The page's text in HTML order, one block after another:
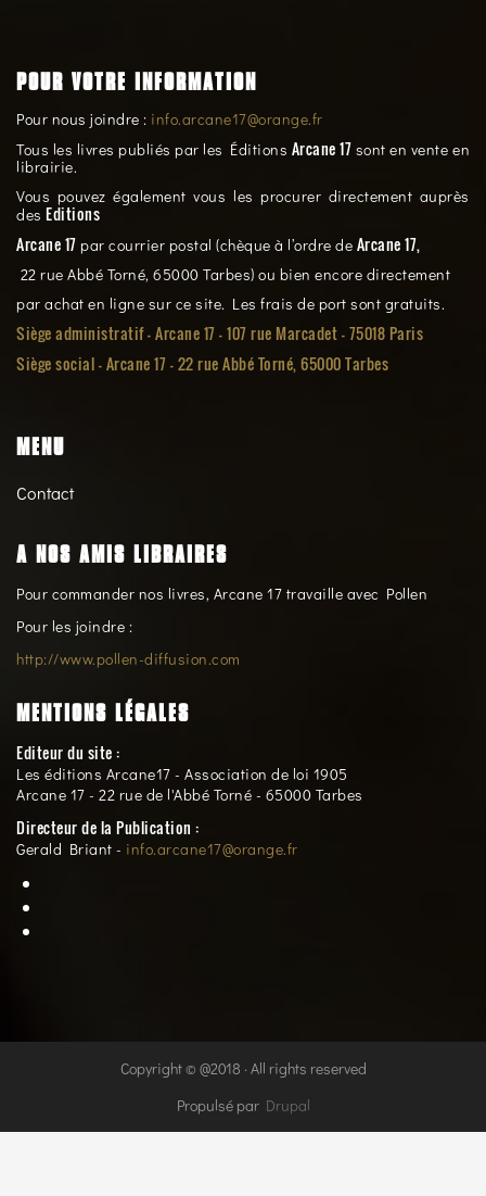
POUR VOTRE INFORMATION
Pour nous joindre : info.arcane17@orange.fr
Tous les livres publiés par les Éditions Arcane 17 sont en vente en
librairie.
Vous pouvez également vous les procurer directement auprès
des Editions
Arcane 17 par courrier postal (chèque à l’ordre de Arcane 17,
22 rue Abbé Torné, 65000 Tarbes) ou bien encore directement
par achat en ligne sur ce site. Les frais de port sont gratuits.
Siège administratif - Arcane 17 - 107 rue Marcadet - 75018 Paris
Siège social -Arcane 17 - 22 rue Abbé Torné, 65000 Tarbes
MENU
Contact
A NOS AMIS LIBRAIRES
Pour commander nos livres, Arcane 17 travaille avec Pollen
Pour les joindre :
http://www.pollen-diffusion.com
MENTIONS LÉGALES
Editeur du site :
Les éditions Arcane17 - Association de loi 1905
Arcane 17 - 22 rue de l'Abbé Torné - 65000 Tarbes
Directeur de la Publication :
Gerald Briant - info.arcane17@orange.fr
Copyright © @2018 · All rights reserved
Propulsé par Drupal